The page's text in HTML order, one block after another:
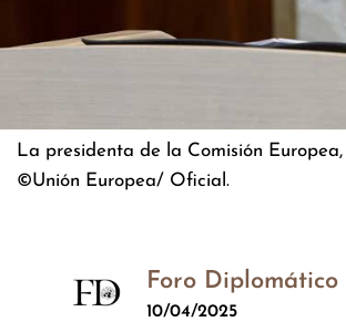
La presidenta de la Comisión
©Unión Europea/ Oficial.
Foro Diplomático
10/04/2025